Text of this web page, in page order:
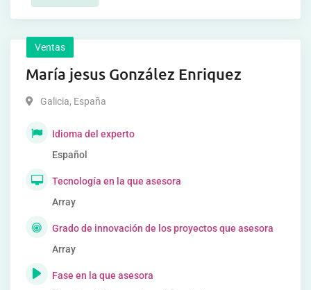
Ventas
María jesus González Enriquez
Galicia, España
Idioma del experto
Español
Tecnología en la que asesora
Array
Grado de innovación de los proyectos que asesora
Array
Fase en la que asesora